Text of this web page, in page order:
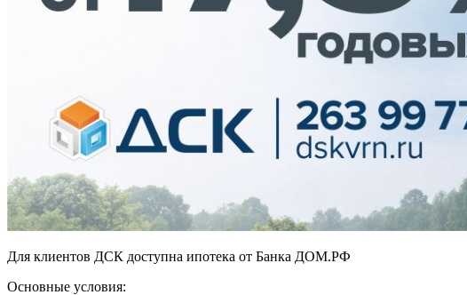
Для клиентов ДСК доступна ипотека от Банка ДОМ.РФ
Основные условия: